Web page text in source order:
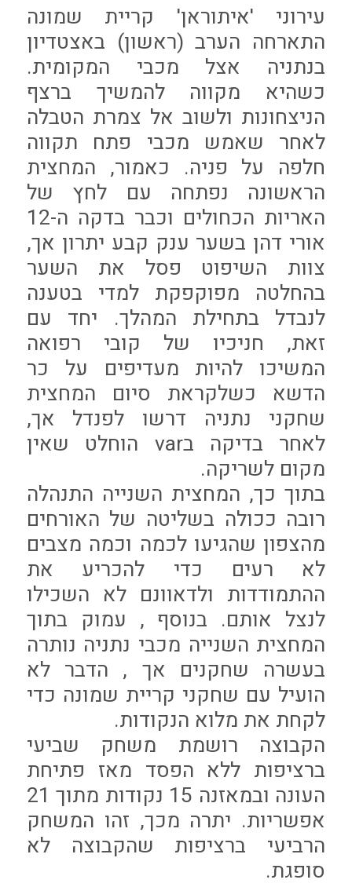
עירוני 'איתוראן' קריית שמונה
התארחה הערב (ראשון) באצטדיון
בנתניה אצל מכבי המקומית.
כשהיא מקווה להמשיך ברצף
הניצחונות ולשוב אל צמרת הטבלה
לאחר שאמש מכבי פתח תקווה
חלפה על פניה. כאמור, המחצית
הראשונה נפתחה עם לחץ של
האריות הכחולים וכבר בדקה ה-12
אורי דהן בשער ענק קבע יתרון אך,
צוות השיפוט פסל את השער
בהחלטה מפוקפקת למדי בטענה
לנבדל בתחילת המהלך. יחד עם
זאת, חניכיו של קובי רפואה
המשיכו להיות מעדיפים על כר
הדשא כשלקראת סיום המחצית
שחקני נתניה דרשו לפנדל אך,
לאחר בדיקה בvar הוחלט שאין
מקום לשריקה.
בתוך כך, המחצית השנייה התנהלה
רובה ככולה בשליטה של האורחים
מהצפון שהגיעו לכמה וכמה מצבים
לא רעים כדי להכריע את
ההתמודדות ולדאוונם לא השכילו
לנצל אותם. בנוסף , עמוק בתוך
המחצית השנייה מכבי נתניה נותרה
בעשרה שחקנים אך , הדבר לא
הועיל עם שחקני קריית שמונה כדי
לקחת את מלוא הנקודות.
הקבוצה רושמת משחק שביעי
ברציפות ללא הפסד מאז פתיחת
העונה ובמאזנה 15 נקודות מתוך 21
אפשריות. יתרה מכך, זהו המשחק
הרביעי ברציפות שהקבוצה לא
סופגת.